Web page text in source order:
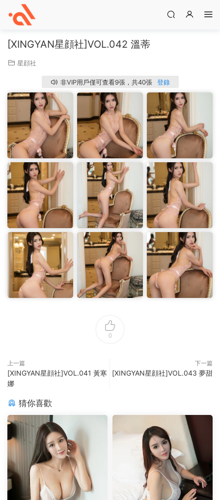
[XINGYAN星顔社]VOL.042 溫蒂
星顔社
非VIP用戶僅可查看9張，共40張 登錄
0
上一篇
[XINGYAN星顔社]VOL.041 黃寒
娜
下一篇
[XINGYAN星顔社]VOL.043 夢甜
猜你喜歡